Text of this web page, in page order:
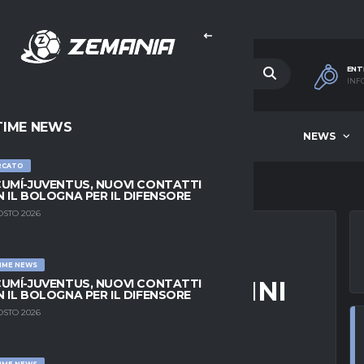
NEWS
NEWS
JUVENTUS, NUOVI CONTATTI
IL BOLOGNA PER IL DIFENSORE
2026
NEWS
JUVENTUS, NUOVI CONTATTI
IL BOLOGNA PER IL DIFENSORE
2026
CELEBRA I 65 ANNI
10